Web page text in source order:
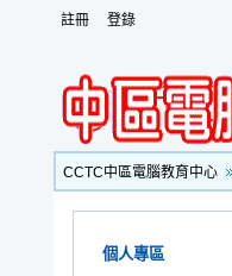
註冊 登錄
CCTC中區電腦教育中心
個人專區